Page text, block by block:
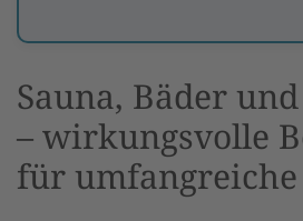
Sauna, Bäder
– wirkungsvolle
für umfangreiche